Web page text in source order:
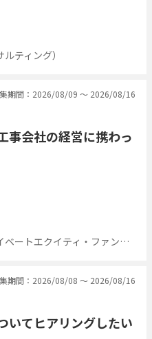
ティング）
期間：2026/08/09 〜 2026/08/16
事会社の経営に携わっ
マッチング後に社名開示（プライベートエクイティ・ファンド）
期間：2026/08/08 〜 2026/08/16
いてヒアリングしたい